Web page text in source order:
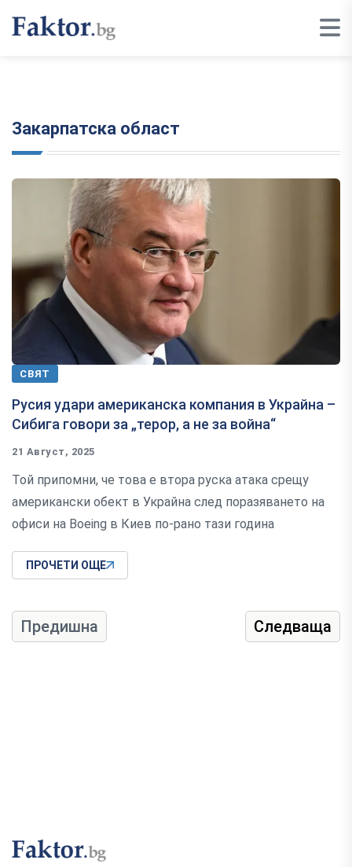
Закарпатска област
СВЯТ
Русия удари американска компания в Украйна –
Сибига говори за „терор, а не за война“
21 Август, 2025
Той припомни, че това е втора руска атака срещу
американски обект в Украйна след поразяването на
офиси на Boeing в Киев по-рано тази година
ПРОЧЕТИ ОЩЕ
Предишна Следваща